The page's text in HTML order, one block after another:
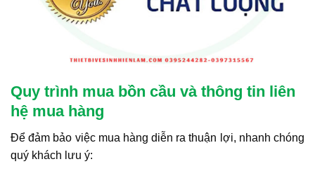
Quy trình mua bồn cầu và thông tin liên
hệ mua hàng
Để đảm bảo việc mua hàng diễn ra thuận lợi, nhanh chóng
quý khách lưu ý: